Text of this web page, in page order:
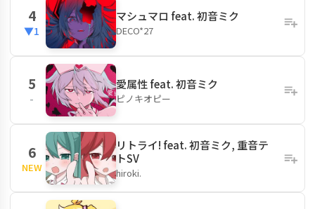
4
▼1
マシュマロ feat. 初音ミク
DECO*27
5
-
愛属性 feat. 初音ミク
ピノキオピー
6
NEW
リトライ! feat. 初音ミク, 重音テ
トSV
hiroki.